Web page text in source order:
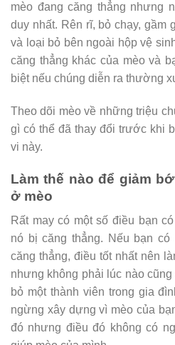
mèo đang căng thẳng nhưng
duy nhất. Rên rĩ, bỏ chạy, gầm
và loại bỏ bên ngoài hộp vệ
căng thẳng khác của mèo và
biệt nếu chúng diễn ra thường
Theo dõi mèo về những triệu
gì có thể đã thay đổi trước khi
vi này.
Làm thế nào để giảm
ở mèo
Rất may có một số điều bạn
nó bị căng thẳng. Nếu bạn
căng thẳng, điều tốt nhất nên
nhưng không phải lúc nào
bỏ một thành viên trong gia
ngừng xây dựng vì mèo của
đó nhưng điều đó không có